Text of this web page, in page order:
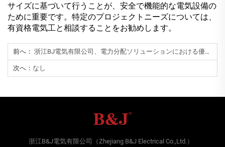
サイズに基づいて行うことが、安全で機能的な電気設備の
ために重要です。特定のプロジェクトニーズについては、
有資格電気工と相談することをお勧めします。
前へ： 浙江BJ電気有限公司、電力分配ソリューションにおける優れた25周年を祝う
次へ： なし
浙江B&J電気有限公司（Zhejiang B&J Electrical Co.,Ltd.）